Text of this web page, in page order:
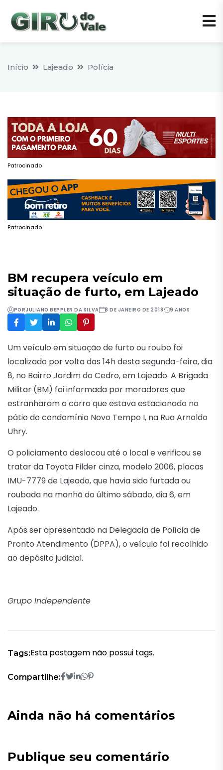
Início Lajeado Polícia
Patrocinado
Patrocinado
BM recupera veículo em
situação de furto, em Lajeado
PORJULIANO BEPPLER DA SILVA 8 DE JANEIRO DE 2018 9 ANOS
Um veículo em situação de furto ou roubo foi
localizado por volta das 14h desta segunda-feira, dia
8, no Bairro Jardim do Cedro, em Lajeado. A Brigada
Militar (BM) foi informada por moradores que
estranharam o carro que estava estacionado no
pátio do condomínio Novo Tempo I, na Rua Arnoldo
Uhry.
O policiamento deslocou até o local e verificou se
tratar da Toyota Filder cinza, modelo 2006, placas
IMU-7779 de Lajeado, que havia sido furtada ou
roubada na manhã do último sábado, dia 6, em
Lajeado.
Após ser apresentado na Delegacia de Polícia de
Pronto Atendimento (DPPA), o veículo foi recolhido
ao depósito judicial.
Grupo Independente
Tags:Esta postagem não possui tags.
Compartilhe:
Ainda não há comentários
Publique seu comentário